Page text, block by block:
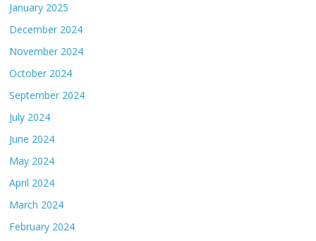
January 2025
December 2024
November 2024
October 2024
September 2024
July 2024
June 2024
May 2024
April 2024
March 2024
February 2024